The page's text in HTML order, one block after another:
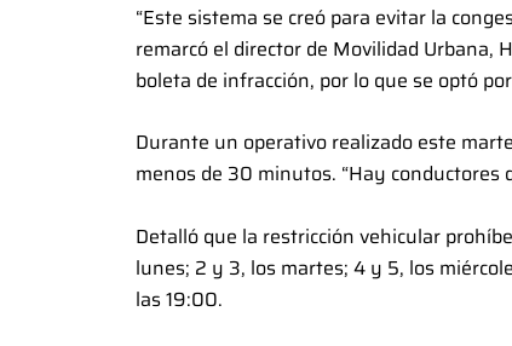
“Este sistema se creó para evitar la
remarcó el director de Movilidad Urbana,
boleta de infracción, por lo que se optó
Durante un operativo realizado este
menos de 30 minutos. “Hay conductores
Detalló que la restricción vehicular
lunes; 2 y 3, los martes; 4 y 5, los
las 19:00.